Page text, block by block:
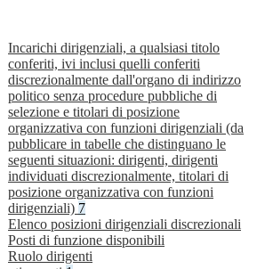
Incarichi dirigenziali, a qualsiasi titolo
conferiti, ivi inclusi quelli conferiti
discrezionalmente dall'organo di indirizzo
politico senza procedure pubbliche di
selezione e titolari di posizione
organizzativa con funzioni dirigenziali (da
pubblicare in tabelle che distinguano le
seguenti situazioni: dirigenti, dirigenti
individuati discrezionalmente, titolari di
posizione organizzativa con funzioni
dirigenziali) 7
Elenco posizioni dirigenziali discrezionali
Posti di funzione disponibili
Ruolo dirigenti